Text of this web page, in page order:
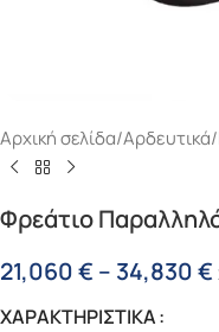
Αρχική σελίδα/Αρδευτικά/
Φρεάτιο
21,060€ – 34,830€
ΧΑΡΑΚΤΗΡΙΣΤΙΚΑ